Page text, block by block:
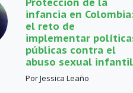
infancia en
el reto de
implementar
públicas contra el
abuso sexual infantil
Por Jessica Leaño